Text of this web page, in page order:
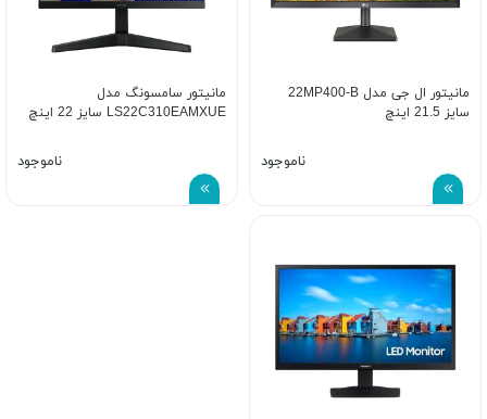
مانیتور ال جی مدل 22MP400-B
سایز 21.5 اینچ
ناموجود
مانیتور سامسونگ مدل
LS22C310EAMXUE سایز 22 اینچ
ناموجود